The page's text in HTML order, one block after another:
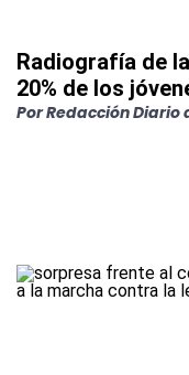
Radiografía de
20% de los
PorRedacción Diario